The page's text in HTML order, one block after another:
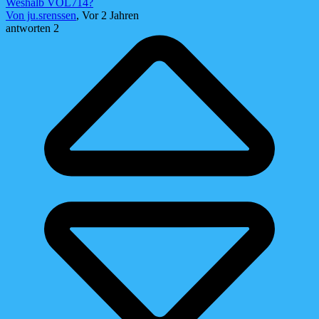
Weshalb VOL714?
Von ju.srenssen, Vor 2 Jahren
antworten 2